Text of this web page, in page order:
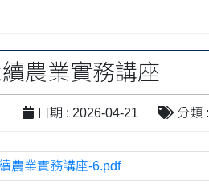
農業實務講座
日期 : 2026-04-21 分類 :
農業實務講座-6.pdf